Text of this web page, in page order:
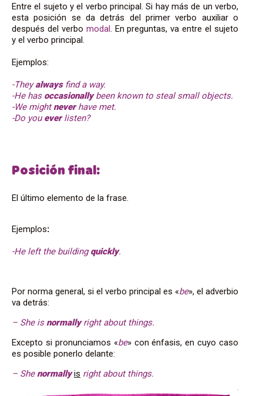
Entre el sujeto y el verbo principal. Si hay más de un verbo,
esta posición se da detrás del primer verbo auxiliar o
después del verbo modal . En preguntas, va entre el sujeto
y el verbo principal.
Ejemplos:
-Theyalwaysfind a way.
-He has occasionallybeen known to steal small objects.
-We mightneverhave met.
-Do you everlisten?
Posición final:
El último elemento de la frase.
Ejemplos:
-He left the buildingquickly.
Por norma general, si el verbo principal es «be», el adverbio
va detrás:
– She is normallyright about things.
Excepto si pronunciamos «be» con énfasis, en cuyo caso
es posible ponerlo delante:
– She normallyis right about things.